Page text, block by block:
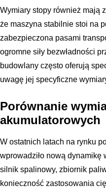
Wymiary stopy również mają
że maszyna stabilnie stoi na
zabezpieczona pasami
ogromne siły bezwładności
budowlany często oferują
uwagę jej specyficzne
Porównanie
akumulatorowych
W ostatnich latach na rynku
wprowadziło nową
silnik spalinowy, zbiornik
konieczność zastosowania